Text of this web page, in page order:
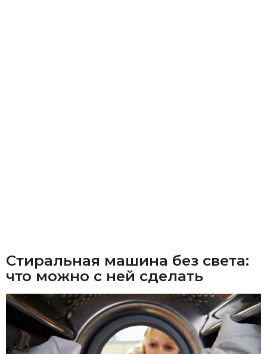
Стиральная машина без света:
что можно с ней сделать